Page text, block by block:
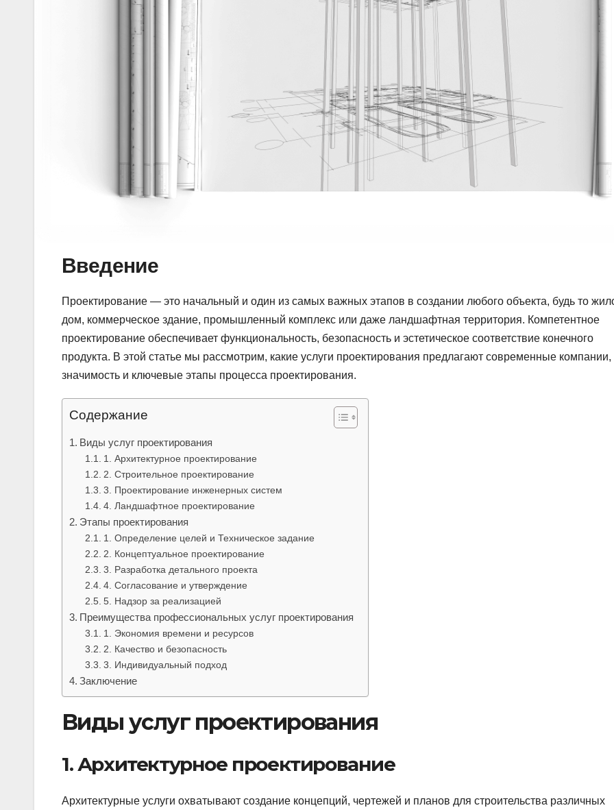
Введение
Проектирование — это начальный и один из самых важных этапов в создании любого объекта, будь то
дом, коммерческое здание, промышленный комплекс или даже ландшафтная территория. Компетентное
проектирование обеспечивает функциональность, безопасность и эстетическое соответствие конечного
продукта. В этой статье мы рассмотрим, какие услуги проектирования предлагают современные компании,
значимость и ключевые этапы процесса проектирования.
Содержание
Виды услуг проектирования
1. Архитектурное проектирование
2. Строительное проектирование
3. Проектирование инженерных систем
4. Ландшафтное проектирование
Этапы проектирования
1. Определение целей и Техническое задание
2. Концептуальное проектирование
3. Разработка детального проекта
4. Согласование и утверждение
5. Надзор за реализацией
Преимущества профессиональных услуг проектирования
1. Экономия времени и ресурсов
2. Качество и безопасность
3. Индивидуальный подход
Заключение
Виды услуг проектирования
1. Архитектурное проектирование
Архитектурные услуги охватывают создание концепций, чертежей и планов для строительства различных